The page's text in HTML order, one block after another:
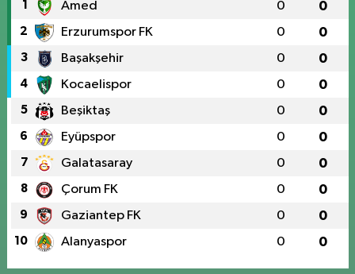
1 Amed 0 0
2 Erzurumspor FK 0 0
3 Başakşehir 0 0
4 Kocaelispor 0 0
5 Beşiktaş 0 0
6 Eyüpspor 0 0
7 Galatasaray 0 0
8 Çorum FK 0 0
9 Gaziantep FK 0 0
10 Alanyaspor 0 0